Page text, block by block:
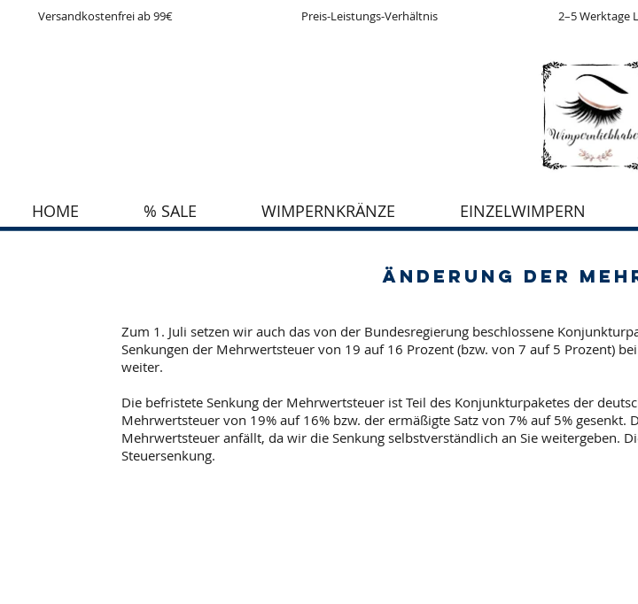
Versandkostenfrei ab 99€ Preis-Leistungs-Verhältnis 2–5 Werktage
HOME % SALE WIMPERNKRÄNZE EINZELWIMPERN
Änderung der
Zum 1. Juli setzen wir auch das von der Bundesregierung beschlossene
Senkungen der Mehrwertsteuer von 19 auf 16 Prozent (bzw. von 7 auf 5 Prozent)
weiter.
Die befristete Senkung der Mehrwertsteuer ist Teil des Konjunkturpaketes der
Mehrwertsteuer von 19% auf 16% bzw. der ermäßigte Satz von 7% auf 5%
Mehrwertsteuer anfällt, da wir die Senkung selbstverständlich an Sie weitergeben.
Steuersenkung.